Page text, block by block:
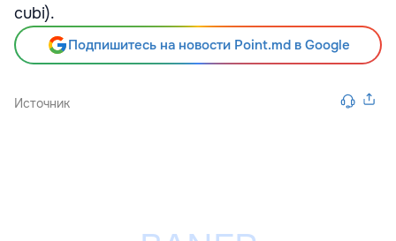
cubi).
Подпишитесь на новости Point.md в Google
Источник